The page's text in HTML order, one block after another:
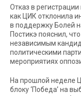
Отказ в
как ЦИК отклонила
в поддержку Болей
Постикэ пояснил,
независимым
политическими
мероприятиях
На прошлой неделе
блоку ‘Победа’ на